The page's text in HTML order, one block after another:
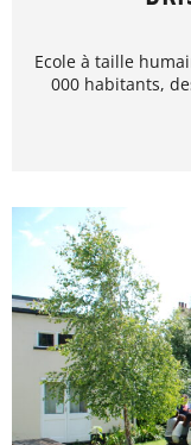
Ecole à taille
000 habitants,